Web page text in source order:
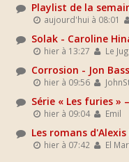
Playlist de la
aujourd'hui à 08:01
Solak - Caroline
hier à 13:27 Le
Corrosion - Jon
hier à 09:56
Série « Les furies »
hier à 09:04 Emil
Les romans
hier à 07:42 El